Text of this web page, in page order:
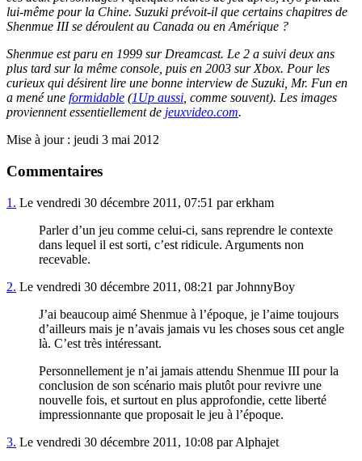
lui-même pour la Chine. Suzuki prévoit-il que certains chapitres de
Shenmue III se déroulent au Canada ou en Amérique ?
Shenmue est paru en 1999 sur Dreamcast. Le 2 a suivi deux ans
plus tard sur la même console, puis en 2003 sur Xbox. Pour les
curieux qui désirent lire une bonne interview de Suzuki, Mr. Fun en
a mené une formidable (1Up aussi , comme souvent). Les images
proviennent essentiellement de jeuxvideo.com.
Mise à jour : jeudi 3 mai 2012
Commentaires
1. Le vendredi 30 décembre 2011, 07:51 par erkham
Parler d’un jeu comme celui-ci, sans reprendre le contexte
dans lequel il est sorti, c’est ridicule. Arguments non
recevable.
2. Le vendredi 30 décembre 2011, 08:21 par JohnnyBoy
J’ai beaucoup aimé Shenmue à l’époque, je l’aime toujours
d’ailleurs mais je n’avais jamais vu les choses sous cet angle
là. C’est très intéressant.
Personnellement je n’ai jamais attendu Shenmue III pour la
conclusion de son scénario mais plutôt pour revivre une
nouvelle fois, et surtout en plus approfondie, cette liberté
impressionnante que proposait le jeu à l’époque.
3. Le vendredi 30 décembre 2011, 10:08 par Alphajet